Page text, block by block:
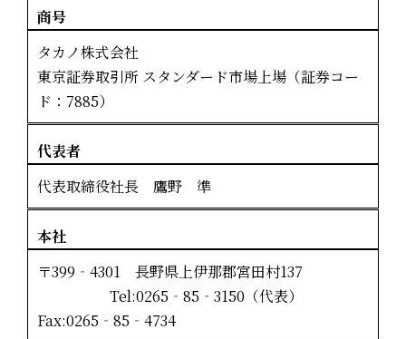
商号
タカノ株式会社
東京証券取引所 スタンダード市場上場（証券コー
ド：7885）
代表者
代表取締役社長 鷹野 準
本社
〒399‐4301 長野県上伊那郡宮田村137
Tel:0265‐85‐3150（代表）
Fax:0265‐85‐4734